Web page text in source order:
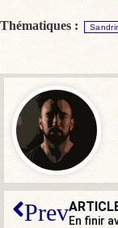
Thématiques :
Prev